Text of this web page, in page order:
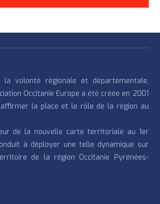
la volonté régionale et départementale,
Occitanie Europe a été créée en 2001
la place et le rôle de la région au
de la nouvelle carte territoriale au 1er
à déployer une telle dynamique sur
de la région Occitanie Pyrénées-